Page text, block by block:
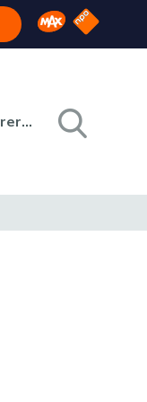
Omroep MAX
NPO
Registreren